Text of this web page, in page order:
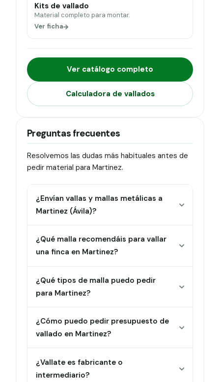
Kits de vallado
Material completo para montar.
Ver ficha
Ver catálogo completo
Calculadora de vallados
Preguntas frecuentes
Resolvemos las dudas más habituales antes de
pedir material para Martinez.
¿Envían vallas y mallas metálicas a
Martinez (Ávila)?
¿Qué malla recomendáis para vallar
una finca en Martinez?
¿Qué tipos de malla puedo pedir
para Martinez?
¿Cómo puedo pedir presupuesto de
vallado en Martinez?
¿Vallate es fabricante o
intermediario?